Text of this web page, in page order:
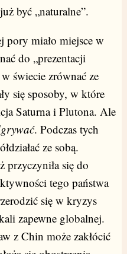
być „naturalne”.
pory miało miejsce w
do „prezentacji
świecie zrównać ze
się sposoby, w które
Saturna i Plutona. Ale
. Podczas tych
ze sobą.
przyczyniła się do
tego państwa
się w kryzys
zapewne globalnej.
z Chin może zakłócić